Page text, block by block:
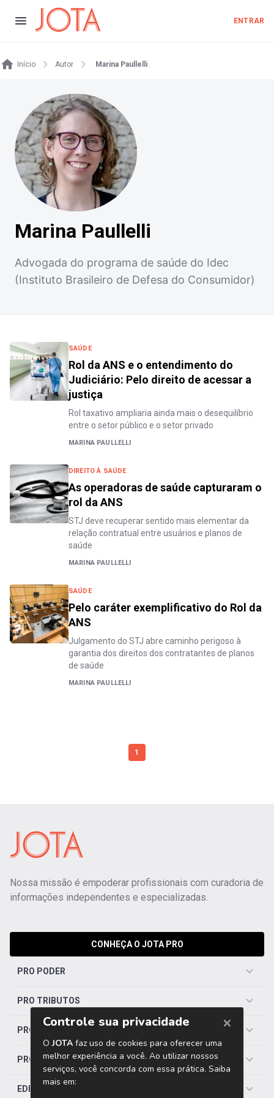
ENTRAR
Início Autor Marina Paullelli
Marina Paullelli
Advogada do programa de saúde do Idec
(Instituto Brasileiro de Defesa do Consumidor)
SAÚDE
Rol da ANS e o entendimento do
Judiciário: Pelo direito de acessar a
justiça
Rol taxativo ampliaria ainda mais o desequilíbrio
entre o setor público e o setor privado
MARINA PAULLELLI
DIREITO À SAÚDE
As operadoras de saúde capturaram o
rol da ANS
STJ deve recuperar sentido mais elementar da
relação contratual entre usuários e planos de
saúde
MARINA PAULLELLI
SAÚDE
Pelo caráter exemplificativo do Rol da
ANS
Julgamento do STJ abre caminho perigoso à
garantia dos direitos dos contratantes de planos
de saúde
MARINA PAULLELLI
1
Nossa missão é empoderar profissionais com curadoria de
informações independentes e especializadas.
CONHEÇA O JOTA PRO
PRO PODER
PRO TRIBUTOS
PRO TRABALHISTA
PRO SAÚDE
EDITORIAS